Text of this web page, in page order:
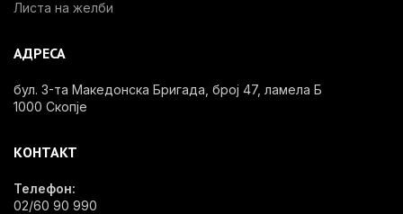
Листа на желби
АДРЕСА
бул. 3-та Македонска Бригада, број 47, ламела Б
1000 Скопје
КОНТАКТ
Телефон:
02/60 90 990